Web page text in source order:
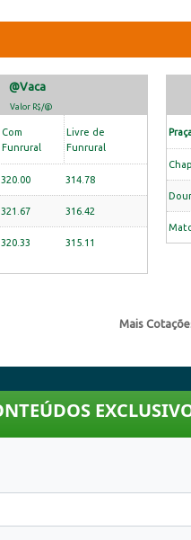
@Vaca
Valor R$/@
Com
Funrural
Livre de
Funrural
320.00 314.78
321.67 316.42
320.33 315.11
Mais